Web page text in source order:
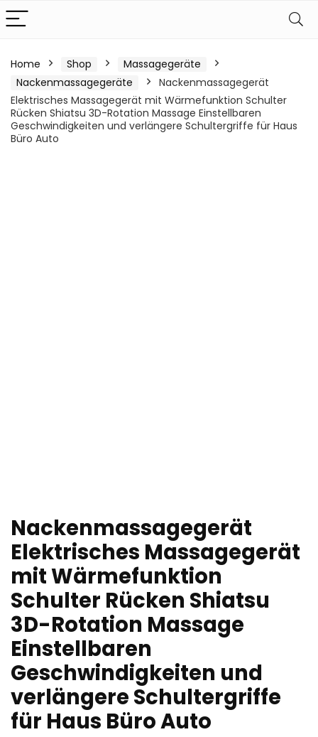
Home Shop
Massagegeräte
Nackenmassagegeräte
Nackenmassagegerät
Elektrisches Massagegerät mit Wärmefunktion Schulter
Rücken Shiatsu 3D-Rotation Massage Einstellbaren
Geschwindigkeiten und verlängere Schultergriffe für Haus
Büro Auto
Nackenmassagegerät
Elektrisches Massagegerät
mit Wärmefunktion
Schulter Rücken Shiatsu
3D-Rotation Massage
Einstellbaren
Geschwindigkeiten und
verlängere Schultergriffe
für Haus Büro Auto